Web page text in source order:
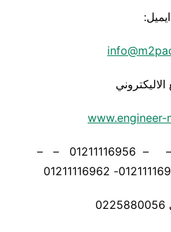
ايميل:
الاليكتروني
www.engineer-
موبايل: 01211116954 – – 01211116956 – –